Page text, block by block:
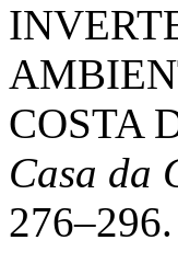
COSTA
Casa da